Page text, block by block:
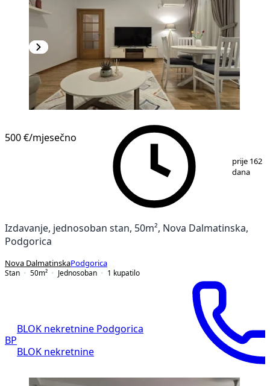
500 €/mjesečno
prije 162
dana
Izdavanje, jednosoban stan, 50m², Nova Dalmatinska,
Podgorica
Nova DalmatinskaPodgorica
Stan
50m² Jednosoban 1 kupatilo
BP
BLOK nekretnine Podgorica
BLOK nekretnine